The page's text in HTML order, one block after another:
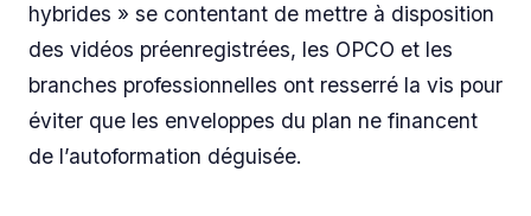
hybrides » se contentant de mettre à disposition
des vidéos préenregistrées, les OPCO et les
branches professionnelles ont resserré la vis pour
éviter que les enveloppes du plan ne financent
de l’autoformation déguisée.